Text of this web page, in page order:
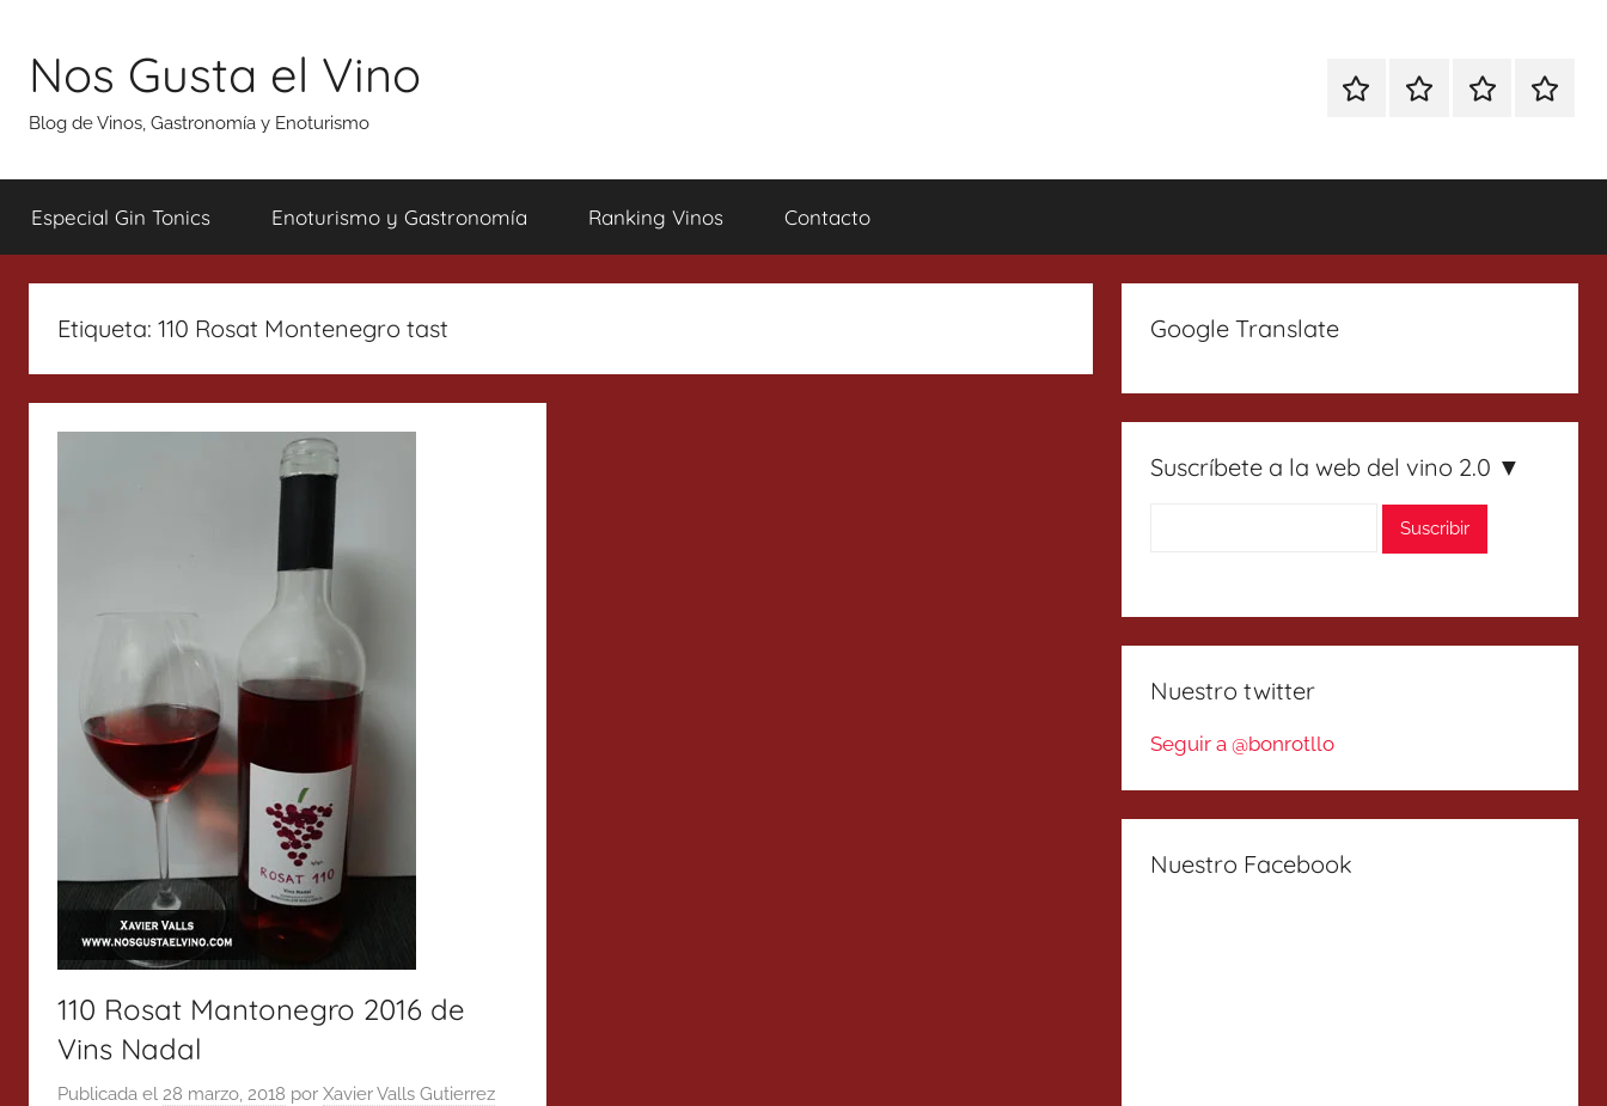
contenido
Nos Gusta el Vino
Blog de Vinos, Gastronomía y Enoturismo
EspecialEnoturismoRanking
Especial Gin Tonics Enoturismo y Gastronomía Ranking Vinos Contacto
Etiqueta: 110 Rosat Montenegro tast
110 Rosat Mantonegro 2016 de
Vins Nadal
Publicada el 28 marzo, 2018 por Xavier Valls Gutierrez
Google Translate
Suscríbete a la web del vino 2.0 ▼
Nuestro twitter
Seguir a @bonrotllo
Nuestro Facebook